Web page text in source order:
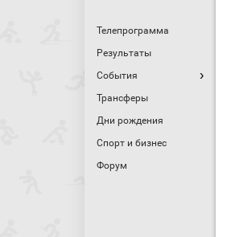
Телепрограмма
Результаты
События
Трансферы
Дни рождения
Спорт и бизнес
Форум